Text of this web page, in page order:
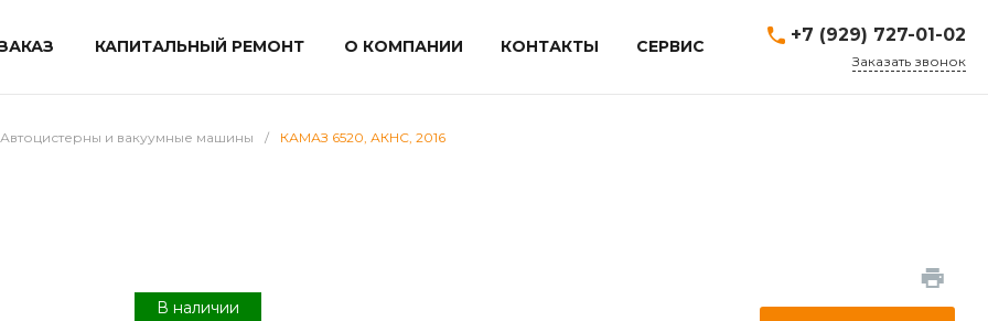
КАПИТАЛЬНЫЙ РЕМОНТ О КОМПАНИИ КОНТАКТЫ СЕРВИС
+7 (929) 727-01-02
Заказать звонок
Автоцистерны и вакуумные машины / КАМАЗ 6520, АКНС, 2016
В наличии